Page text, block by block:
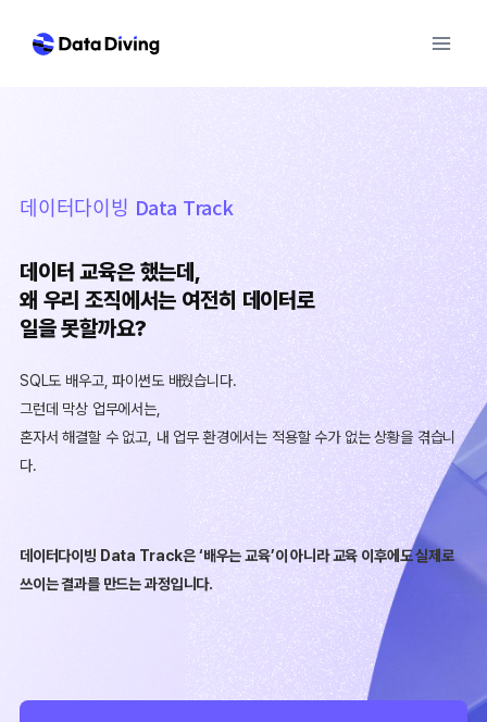
데이터다이빙 Data Track
데이터 교육은 했는데,
왜 우리 조직에서는 여전히 데이터로
일을 못할까요?
SQL도 배우고, 파이썬도 배웠습니다.
그런데 막상 업무에서는,
혼자서 해결할 수 없고, 내 업무 환경에서는 적용할 수가 없는 상황을 겪습니
다.
데이터다이빙 Data Track은 ‘배우는 교육’이 아니라 교육 이후에도 실제로
쓰이는 결과를 만드는 과정입니다.